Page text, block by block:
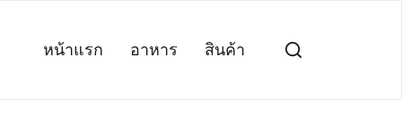
หน้าแรก อาหาร สินค้า